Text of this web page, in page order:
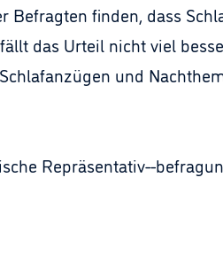
finden, dass
das Urteil nicht viel
und
Repräsentativ--